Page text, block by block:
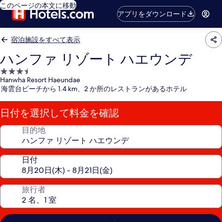
このページの本文に移動
アプリをダウンロード
宿泊施設をすべて表示
ハンファ リゾート ハエウンデ
3.5
つ
星
宿
泊
施
Hanwha Resort Haeundae
海雲台ビーチから 1.4 km、2 か所のレストランがあるホテル
日付を選択して料金を確認
目的地
日付
旅行者